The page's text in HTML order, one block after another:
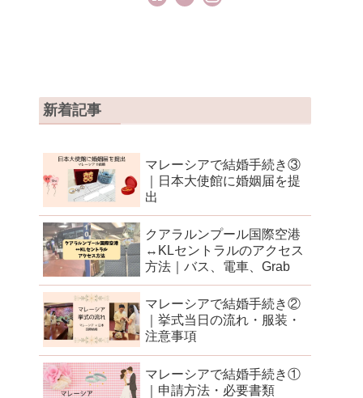
新着記事
マレーシアで結婚手続き③
｜日本大使館に婚姻届を提
出
クアラルンプール国際空港
↔︎KLセントラルのアクセス
方法｜バス、電車、Grab
マレーシアで結婚手続き②
｜挙式当日の流れ・服装・
注意事項
マレーシアで結婚手続き①
｜申請方法・必要書類